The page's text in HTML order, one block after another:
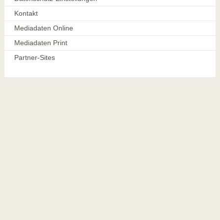
Kontakt
Mediadaten Online
Mediadaten Print
Partner-Sites